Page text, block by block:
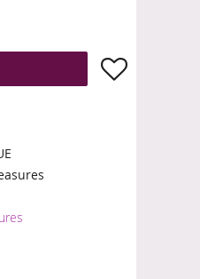
Lägg till i